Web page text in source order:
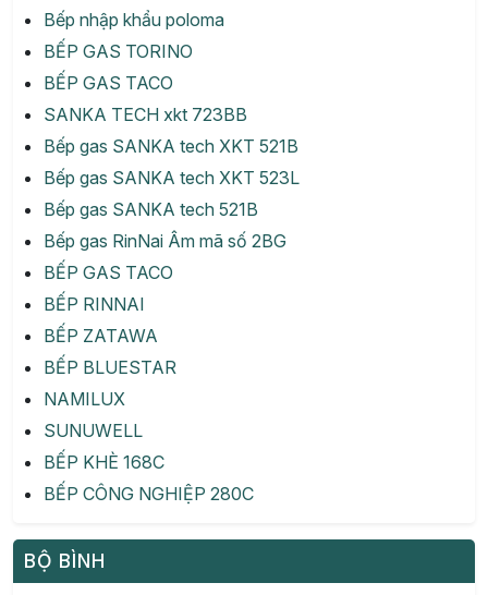
Bếp nhập khẩu poloma
BẾP GAS TORINO
BẾP GAS TACO
SANKA TECH xkt 723BB
Bếp gas SANKA tech XKT 521B
Bếp gas SANKA tech XKT 523L
Bếp gas SANKA tech 521B
Bếp gas RinNai Âm mã số 2BG
BẾP GAS TACO
BẾP RINNAI
BẾP ZATAWA
BẾP BLUESTAR
NAMILUX
SUNUWELL
BẾP KHÈ 168C
BẾP CÔNG NGHIỆP 280C
BỘ BÌNH